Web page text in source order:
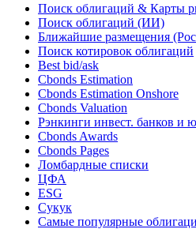
Поиск облигаций & Карты
Поиск облигаций (ИИ)
Ближайшие размещения
Поиск котировок облигаций
Best bid/ask
Cbonds Estimation
Cbonds Estimation Onshore
Cbonds Valuation
Рэнкинги инвест. банков и
Cbonds Awards
Cbonds Pages
Ломбардные списки
ЦФА
ESG
Сукук
Самые популярные